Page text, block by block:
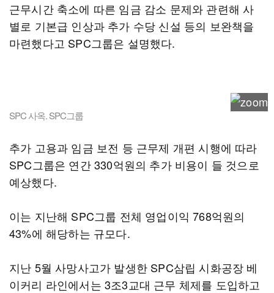
근무시간 축소에 따른 임금 감소 문제와 관련해 사
별로 기본급 인상과 추가 수당 신설 등의 보완책을
마련했다고 SPC그룹은 설명했다.
SPC 사옥. SPC그룹
추가 고용과 임금 보전 등 근무제 개편 시행에 따라
SPC그룹은 연간 330억원의 추가 비용이 들 것으로
예상했다.
이는 지난해 SPC그룹 전체 영업이익 768억원의
43%에 해당하는 규모다.
지난 5월 사망사고가 발생한 SPC삼립 시화공장 베
이커리 라인에서는 3조3교대 근무 체제를 도입하고